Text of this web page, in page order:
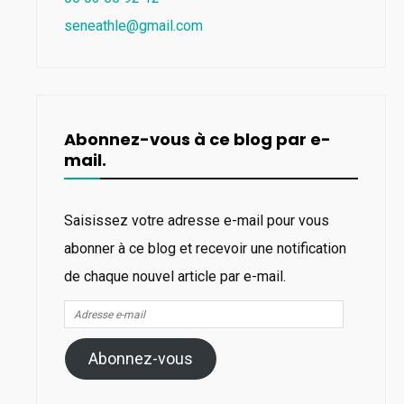
seneathle@gmail.com
Abonnez-vous à ce blog par e-
mail.
Saisissez votre adresse e-mail pour vous
abonner à ce blog et recevoir une notification
de chaque nouvel article par e-mail.
Adresse
e-
mail
Abonnez-vous